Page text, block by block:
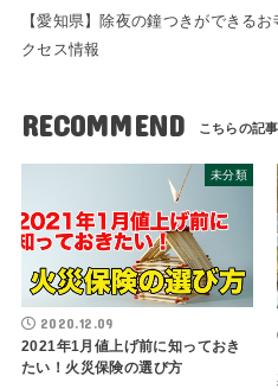
【愛知県】除夜の鐘つきができる
クセス情報
RECOMMEND
未分類
2020.12.09
2021年1月値上げ前に知っておき
たい！火災保険の選び方